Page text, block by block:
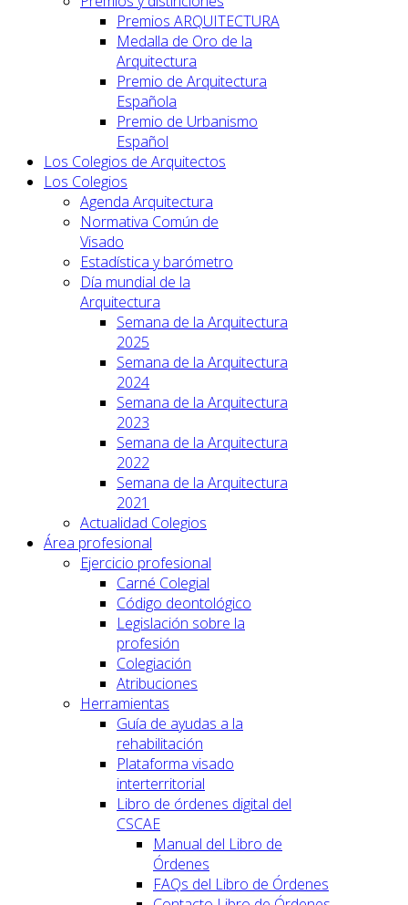
Premios ARQUITECTURA
Medalla de Oro de la
Arquitectura
Premio de Arquitectura
Española
Premio de Urbanismo
Español
Los Colegios de Arquitectos
Los Colegios
Agenda Arquitectura
Normativa Común de
Visado
Estadística y barómetro
Día mundial de la
Arquitectura
Semana de la Arquitectura
2025
Semana de la Arquitectura
2024
Semana de la Arquitectura
2023
Semana de la Arquitectura
2022
Semana de la Arquitectura
2021
Actualidad Colegios
Área profesional
Ejercicio profesional
Carné Colegial
Código deontológico
Legislación sobre la
profesión
Colegiación
Atribuciones
Herramientas
Guía de ayudas a la
rehabilitación
Plataforma visado
interterritorial
Libro de órdenes digital del
CSCAE
Manual del Libro de
Órdenes
FAQs del Libro de Órdenes